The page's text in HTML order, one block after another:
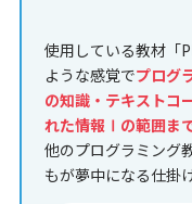
使用している教材「
ような感覚でプログ
の知識・テキストコ
れた情報Ⅰの範囲ま
他のプログラミング
もが夢中になる仕掛